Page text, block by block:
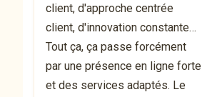
client, d'approche centrée
client, d'innovation constante…
Tout ça, ça passe forcément
par une présence en ligne forte
et des services adaptés. Le